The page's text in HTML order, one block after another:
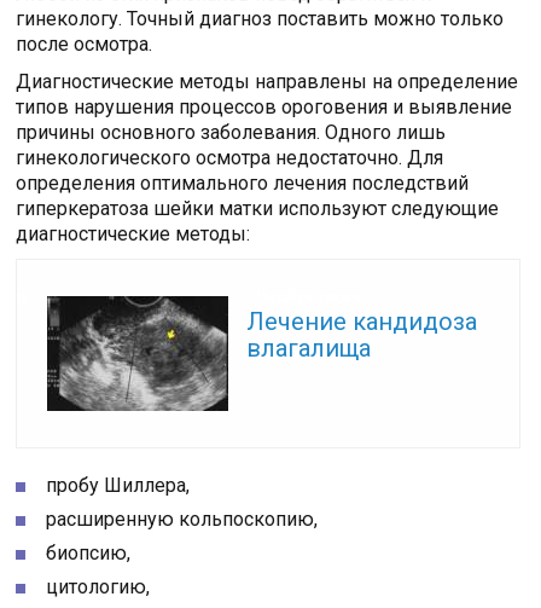
гинекологу. Точный диагноз поставить можно только
после осмотра.
Диагностические методы направлены на определение
типов нарушения процессов ороговения и выявление
причины основного заболевания. Одного лишь
гинекологического осмотра недостаточно. Для
определения оптимального лечения последствий
гиперкератоза шейки матки используют следующие
диагностические методы:
Лечение кандидоза
влагалища
пробу Шиллера,
расширенную кольпоскопию,
биопсию,
цитологию,